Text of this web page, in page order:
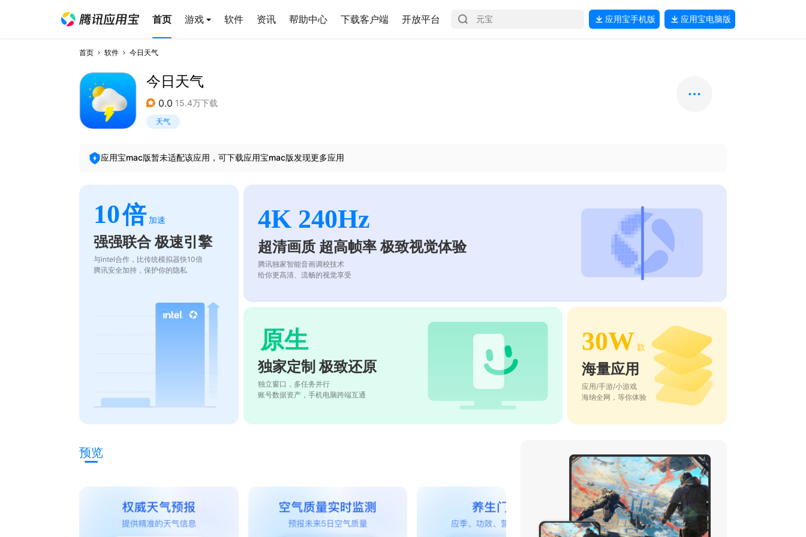
首页 游戏 软件 资讯 帮助中心 下载客户端 开放平台 应用宝手机版 应用宝电脑版
首页 软件 今日天气
今日天气
0.0 15.4万下载
天气
应用宝mac版暂未适配该应用，可下载应用宝mac版发现更多应用
10倍 加速
强强联合 极速引擎
与intel合作，比传统模拟器快10倍
腾讯安全加持，保护你的隐私
4K 240Hz
超清画质 超高帧率 极致视觉体验
腾讯独家智能音画调校技术
给你更高清、流畅的视觉享受
原生
独家定制 极致还原
独立窗口，多任务并行
账号数据资产，手机电脑跨端互通
30W 款
海量应用
应用/手游/小游戏
海纳全网，等你体验
预览